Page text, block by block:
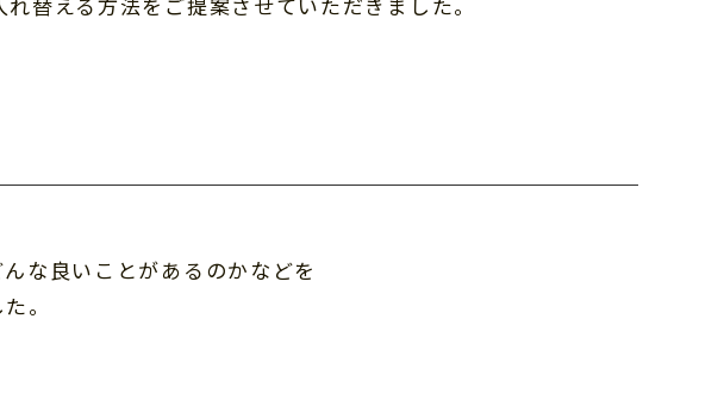
な良いことがあるのかなどを
。